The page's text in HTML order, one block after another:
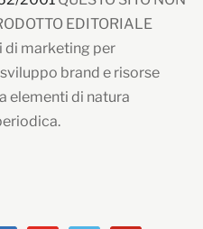
EDITORIALE
di marketing per
brand e risorse
elementi di natura